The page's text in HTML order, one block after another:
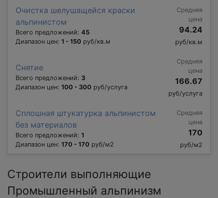
Очистка шелушащейся краски
альпинистом
Всего предложений: 45
Диапазон цен: 1 - 150 руб/кв.м
Средняя
цена
94.24
руб/кв.м
Снятие
Всего предложений: 3
Диапазон цен: 100 - 300 руб/услуга
Средняя
цена
166.67
руб/услуга
Сплошная штукатурка альпинистом
без материалов
Всего предложений: 1
Диапазон цен: 170 - 170 руб/м2
Средняя
цена
170
руб/м2
Строители выполняющие
Промышленный альпинизм